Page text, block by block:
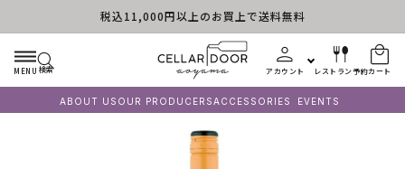
コンテンツに進む税込11,000円以上のお買上で送料無料
MENU 検索 アカウント レストラン予約カート
ABOUT US OUR PRODUCERSACCESSORIES EVENTS